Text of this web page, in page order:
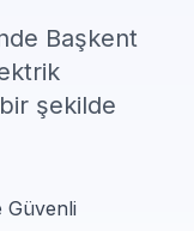
Başkent
bir şekilde
Güvenli